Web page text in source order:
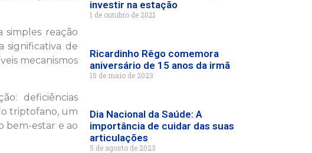
simples reação
significativa de
mecanismos
deficiências
triptofano, um
bem-estar e ao
investir na estação
1 de outubro de 2021
Ricardinho Rêgo comemora
aniversário de 15 anos da irmã
15 de maio de 2023
Dia Nacional da Saúde: A
importância de cuidar das suas
articulações
5 de agosto de 2023